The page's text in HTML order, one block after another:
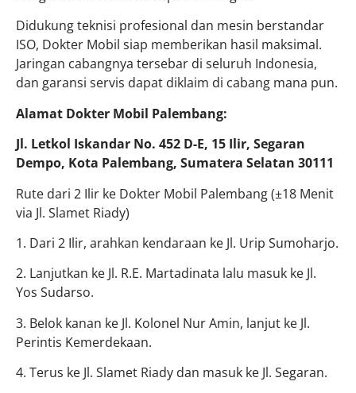
Didukung teknisi profesional dan mesin berstandar
ISO, Dokter Mobil siap memberikan hasil maksimal.
Jaringan cabangnya tersebar di seluruh Indonesia,
dan garansi servis dapat diklaim di cabang mana pun.
Alamat Dokter Mobil Palembang:
Jl. Letkol Iskandar No. 452 D-E, 15 Ilir, Segaran
Dempo, Kota Palembang, Sumatera Selatan 30111
Rute dari 2 Ilir ke Dokter Mobil Palembang (±18 Menit
via Jl. Slamet Riady)
1. Dari 2 Ilir, arahkan kendaraan ke Jl. Urip Sumoharjo.
2. Lanjutkan ke Jl. R.E. Martadinata lalu masuk ke Jl.
Yos Sudarso.
3. Belok kanan ke Jl. Kolonel Nur Amin, lanjut ke Jl.
Perintis Kemerdekaan.
4. Terus ke Jl. Slamet Riady dan masuk ke Jl. Segaran.